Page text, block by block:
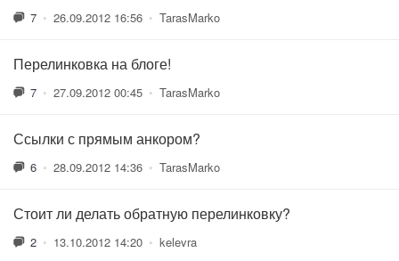
7 • 26.09.2012 16:56 • TarasMarko
Перелинковка на блоге!
7 • 27.09.2012 00:45 • TarasMarko
Ссылки с прямым анкором?
6 • 28.09.2012 14:36 • TarasMarko
Стоит ли делать обратную перелинковку?
2 • 13.10.2012 14:20 • kelevra